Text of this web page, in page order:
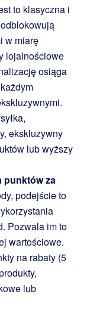
to klasyczna i
w miarę
lojalnościowe
osiąga
ekskluzywny
lub wyższy
punktów za
podejście to
Pozwala im to
wartościowe.
na rabaty (5
lub